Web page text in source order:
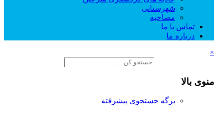
شهرستانی
مصاحبه
تماس با ما
درباره ما
×
منوی بالا
برگه جستجوی پیشرفته